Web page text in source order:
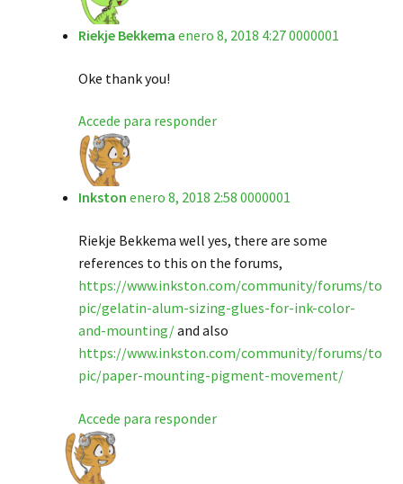
Riekje Bekkema enero 8, 2018 4:27 0000001
Oke thank you!
Accede para responder
Inkston enero 8, 2018 2:58 0000001
Riekje Bekkema well yes, there are some
references to this on the forums,
https://www.inkston.com/community/forums/to
pic/gelatin-alum-sizing-glues-for-ink-color-
and-mounting/and also
https://www.inkston.com/community/forums/to
pic/paper-mounting-pigment-movement/
Accede para responder